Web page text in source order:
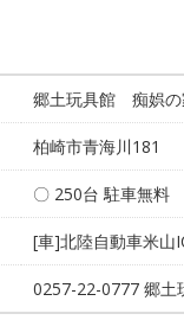
郷土玩具館 痴娯の
柏崎市青海川181
〇 250台 駐車無料
[車]北陸自動車米山
0257-22-0777 郷